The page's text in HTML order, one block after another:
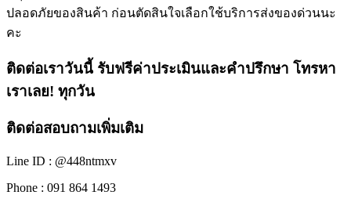
ปลอดภัยของสินค้า ก่อนตัดสินใจเลือกใช้บริการส่งของด่วนนะ
คะ
ติดต่อเราวันนี้ รับฟรีค่าประเมินและคำปรึกษา โทรหา
เราเลย! ทุกวัน
ติดต่อสอบถามเพิ่มเติม
Line ID : @448ntmxv
Phone : 091 864 1493